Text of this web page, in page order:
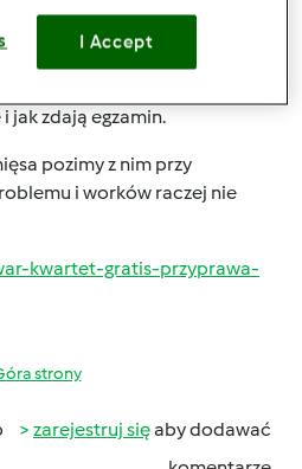
,bo inaczej się nie
z ,,wyciągnikiem,, kosztuje
jak zdają egzamin.
pozimy z nim przy
i worków raczej nie
kwartet-gratis-przyprawa-
strony
zarejestruj sięaby dodawać
I Accept